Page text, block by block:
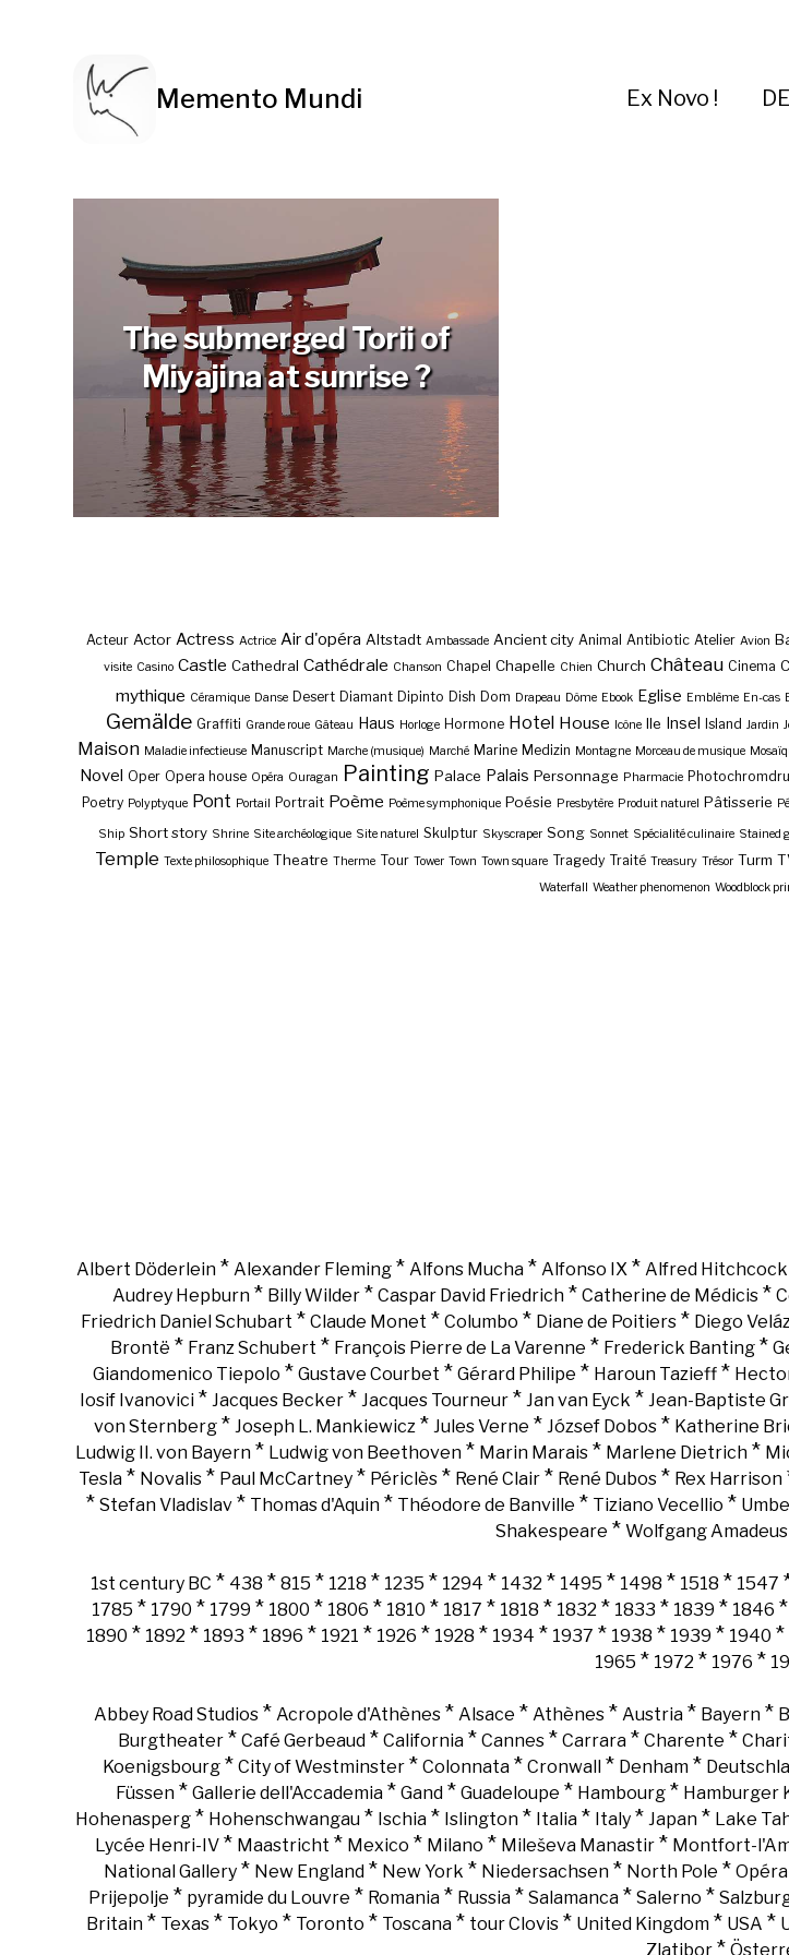
Memento Mundi Ex Novo ! DE
The submerged Torii of
Miyajina at sunrise ?
Acteur Actor Actress Actrice Air d'opéra Altstadt Ambassade Ancient city Animal Antibiotic Atelier Avion
visite Casino Castle Cathedral Cathédrale Chanson Chapel Chapelle Chien Church Château Cinema
mythique Céramique Danse Desert Diamant Dipinto Dish Dom Drapeau Dôme Ebook Eglise Emblème En-cas
Gemälde Graffiti Grande roue Gâteau Haus Horloge Hormone Hotel House Icône Ile Insel Island Jardin
Maison Maladie infectieuse Manuscript Marche (musique) Marché Marine Medizin Montagne Morceau de musique
Novel Oper Opera house Opéra Ouragan Painting Palace Palais Personnage Pharmacie
Poetry Polyptyque Pont Portail Portrait Poème Poème symphonique Poésie Presbytère Produit naturel Pâtisserie
Ship Short story Shrine Site archéologique Site naturel Skulptur Skyscraper Song Sonnet Spécialité culinaire Stained
Temple Texte philosophique Theatre Therme Tour Tower Town Town square Tragedy Traité Treasury Trésor Turm
Waterfall Weather phenomenon Woodblock
Albert Döderlein* Alexander Fleming* Alfons Mucha* Alfonso IX* Alfred Hitchcock
Audrey Hepburn* Billy Wilder* Caspar David Friedrich* Catherine de Médicis*
Friedrich Daniel Schubart * Claude Monet * Columbo * Diane de Poitiers* Diego
Brontë * Franz Schubert * François Pierre de La Varenne * Frederick Banting*
Giandomenico Tiepolo * Gustave Courbet * Gérard Philipe * Haroun Tazieff*
Iosif Ivanovici * Jacques Becker * Jacques Tourneur * Jan van Eyck * Jean-Baptiste
von Sternberg * Joseph L. Mankiewicz * Jules Verne * József Dobos * Katherine
Ludwig II. von Bayern * Ludwig von Beethoven * Marin Marais * Marlene Dietrich *
Tesla * Novalis * Paul McCartney * Périclès * René Clair * René Dubos * Rex Harrison
* Stefan Vladislav * Thomas d'Aquin * Théodore de Banville * Tiziano Vecellio *
Shakespeare * Wolfgang
1st century BC * 438 * 815 * 1218 * 1235 * 1294 * 1432 * 1495 * 1498 * 1518 * 1547
1785 * 1790 * 1799 * 1800 * 1806 * 1810 * 1817 * 1818 * 1832 * 1833 * 1839 * 1846 *
1890 * 1892 * 1893 * 1896 * 1921 * 1926 * 1928 * 1934 * 1937 * 1938 * 1939 * 1940 *
1965 * 1972 * 1976 *
Abbey Road Studios* Acropole d'Athènes* Alsace * Athènes* Austria* Bayern*
Burgtheater* Café Gerbeaud* California* Cannes* Carrara* Charente *
Koenigsbourg * City of Westminster * Colonnata * Cronwall * Denham *
Füssen * Gallerie dell'Accademia * Gand * Guadeloupe * Hambourg * Hamburger
Hohenasperg* Hohenschwangau* Ischia* Islington* Italia* Italy* Japan* Lake
Lycée Henri-IV * Maastricht * Mexico * Milano * Mileševa Manastir * Montfort-
National Gallery* New England* New York * Niedersachsen* North Pole *
Prijepolje * pyramide du Louvre * Romania * Russia * Salamanca * Salerno *
Britain* Texas* Tokyo * Toronto * Toscana* tour Clovis* United Kingdom* USA *
Zlatibor*